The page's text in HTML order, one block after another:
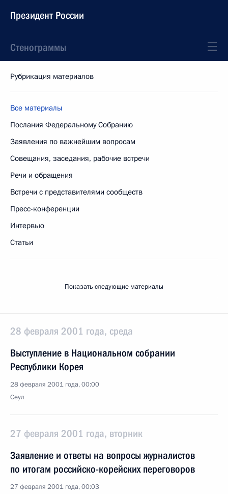
Президент России
Стенограммы
Рубрикация материалов
Все материалы
Послания Федеральному Собранию
Заявления по важнейшим вопросам
Совещания, заседания, рабочие встречи
Речи и обращения
Встречи с представителями сообществ
Пресс-конференции
Интервью
Статьи
Показать следующие материалы
28 февраля 2001 года, среда
Выступление в Национальном собрании
Республики Корея
28 февраля 2001 года, 00:00
Сеул
27 февраля 2001 года, вторник
Заявление и ответы на вопросы журналистов
по итогам российско-корейских переговоров
27 февраля 2001 года, 00:03